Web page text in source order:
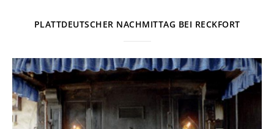
PLATTDEUTSCHER NACHMITTAG BEI RECKFORT